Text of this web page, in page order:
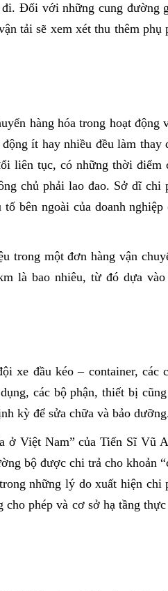
Đối với những cung đường
tải sẽ xem xét thu thêm phụ
hàng hóa trong hoạt động
ít hay nhiều đều làm thay
liên tục, có những thời điểm
chủ phải lao đao. Sở dĩ chi
bên ngoài của doanh nghiệp
trong một đơn hàng vận
là bao nhiêu, từ đó dựa vào
xe đầu kéo – container, các
các bộ phận, thiết bị
kỳ để sửa chữa và bảo
ở Việt Nam” của Tiến Sĩ Vũ
bộ được chi trả cho khoản
những lý do xuất hiện chi
cho phép và cơ sở hạ tầng